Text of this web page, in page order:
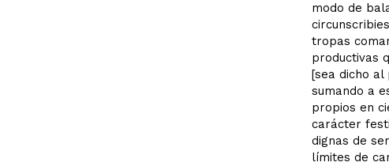
modo de
tropas
productivas
[sea dicho
sumando a
propios en
carácter
dignas de
límites de